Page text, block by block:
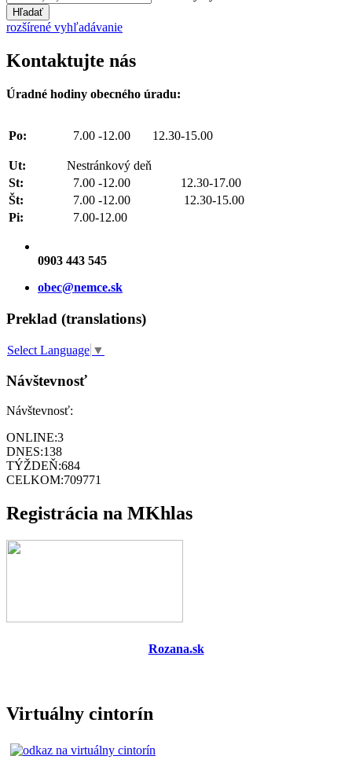
Hľadať
rozšírené vyhľadávanie
Kontaktujte nás
Úradné hodiny obecného úradu:
Po: 7.00 -12.00 12.30-15.00
Ut:
Nestránkový deň
St:
7.00 -12.00 12.30-17.00
Št:
7.00 -12.00 12.30-15.00
Pi:
7.00-12.00
0903 443 545
obec@nemce.sk
Preklad (translations)
Select Language ▼
Návštevnosť
Návštevnosť:
ONLINE:3
DNES:138
TÝŽDEŇ:684
CELKOM:709771
Registrácia na MKhlas
Rozana.sk
Virtuálny cintorín